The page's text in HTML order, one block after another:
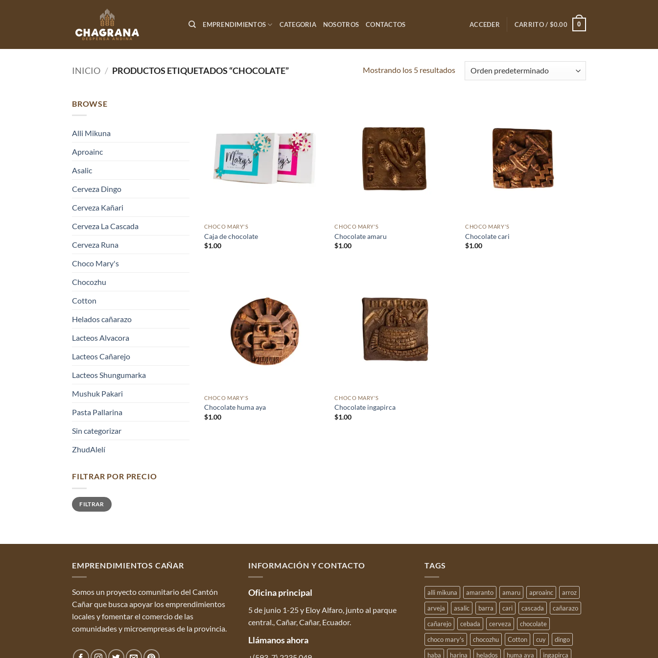
EMPRENDIMIENTOS CATEGORIA NOSOTROS CONTACTOS ACCEDER CARRITO / $0.00 0
INICIO / PRODUCTOS ETIQUETADOS “CHOCOLATE” Mostrando los 5 resultados
BROWSE
Alli Mikuna
Aproainc
Asalic
Cerveza Dingo
Cerveza Kañari
Cerveza La Cascada
Cerveza Runa
Choco Mary's
Chocozhu
Cotton
Helados cañarazo
Lacteos Alvacora
Lacteos Cañarejo
Lacteos Shungumarka
Mushuk Pakari
Pasta Pallarina
Sin categorizar
ZhudAlelí
FILTRAR POR PRECIO
Precio
mínimo
Precio
máximo
FILTRAR
a la
lista de
deseos
CHOCO MARY'S
Caja de chocolate
$1.00
CHOCO MARY'S
Chocolate amaru
$1.00
CHOCO MARY'S
Chocolate cari
$1.00
CHOCO MARY'S
Chocolate huma aya
$1.00
CHOCO MARY'S
Chocolate ingapirca
$1.00
EMPRENDIMIENTOS CAÑAR
Somos un proyecto comunitario del Cantón
Cañar que busca apoyar los emprendimientos
locales y fomentar el comercio de las
comunidades y microempresas de la provincia.
INFORMACIÓN Y CONTACTO
Oficinaprincipal
5 de junio 1-25 y Eloy Alfaro, junto al parque
central., Cañar, Cañar, Ecuador.
Llámanosahora
TAGS
alli mikuna amaranto amaru aproainc
arroz
arveja
asalic barra cari cascada
cañarazo
cañarejo
cebada cerveza
chocolate
choco mary's
chocozhu Cotton cuy
dingo
haba
harina helados huma aya ingapirca